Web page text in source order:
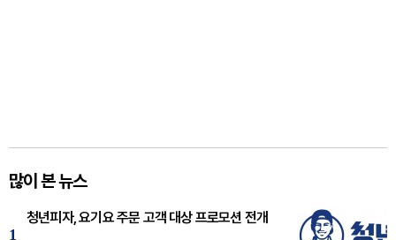
많이 본 뉴스
1
청년피자, 요기요 주문 고객 대상 프로모션 전개